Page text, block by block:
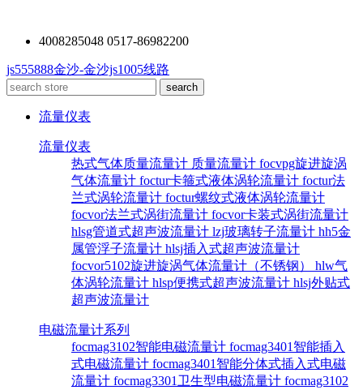
4008285048 0517-86982200
js555888金沙-金沙js1005线路
流量仪表
流量仪表
热式气体质量流量计 质量流量计 focvpg旋进旋涡
气体流量计 foctur卡箍式液体涡轮流量计 foctur法
兰式涡轮流量计 foctur螺纹式液体涡轮流量计
focvor法兰式涡街流量计 focvor卡装式涡街流量计
hlsg管道式超声波流量计 lzj玻璃转子流量计 hh5金
属管浮子流量计 hlsj插入式超声波流量计
focvor5102旋进旋涡气体流量计（不锈钢） hlw气
体涡轮流量计 hlsp便携式超声波流量计 hlsj外贴式
超声波流量计
电磁流量计系列
focmag3102智能电磁流量计 focmag3401智能插入
式电磁流量计 focmag3401智能分体式插入式电磁
流量计 focmag3301卫生型电磁流量计 focmag3102